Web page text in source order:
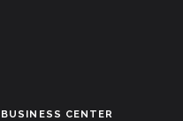
BUSINESS CENTER